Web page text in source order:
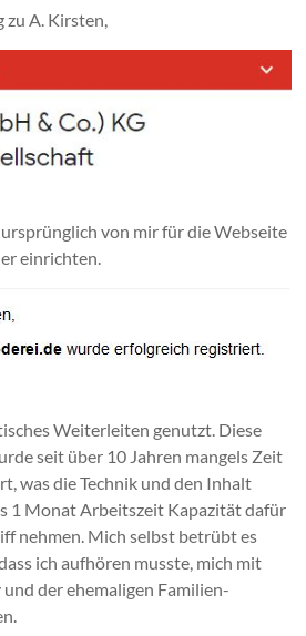
zu A. Kirsten,
von mir für die Webseite
einrichten.
Weiterleiten genutzt. Diese
seit über 10 Jahren mangels Zeit
was die Technik und den Inhalt
1 Monat Arbeitszeit Kapazität dafür
nehmen. Mich selbst betrübt es
ich aufhören musste, mich mit
der ehemaligen Familien-